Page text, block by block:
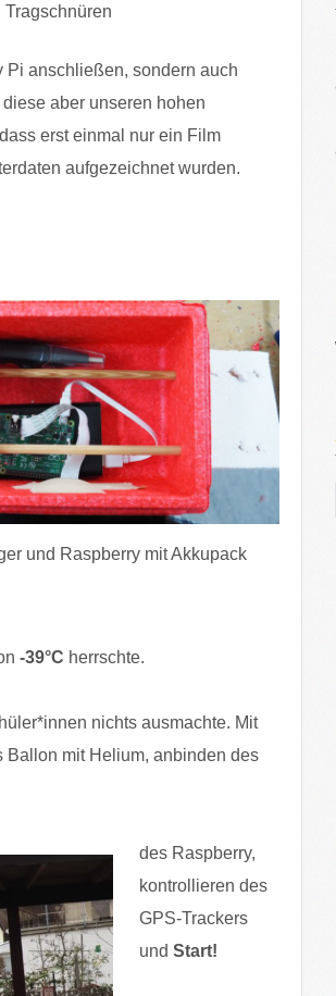
Pi anschließen, sondern auch
aber unseren hohen
erst einmal nur ein Film
aufgezeichnet wurden.
und Raspberry mit Akkupack
-39°C herrschte.
nichts ausmachte. Mit
Ballon mit Helium, anbinden des
des Raspberry,
kontrollieren des
GPS-Trackers
und Start!